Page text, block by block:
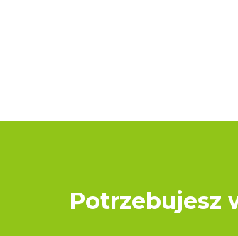
Potrzebujesz